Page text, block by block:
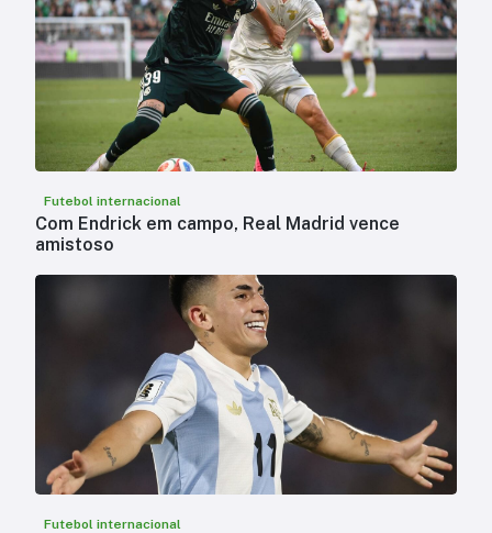
Futebol internacional
Com Endrick em campo, Real Madrid vence
amistoso
Futebol internacional